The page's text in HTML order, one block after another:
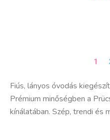
1
Fiús, lányos óvodás
Prémium minőségben a
kínálatában. Szép, trendi és